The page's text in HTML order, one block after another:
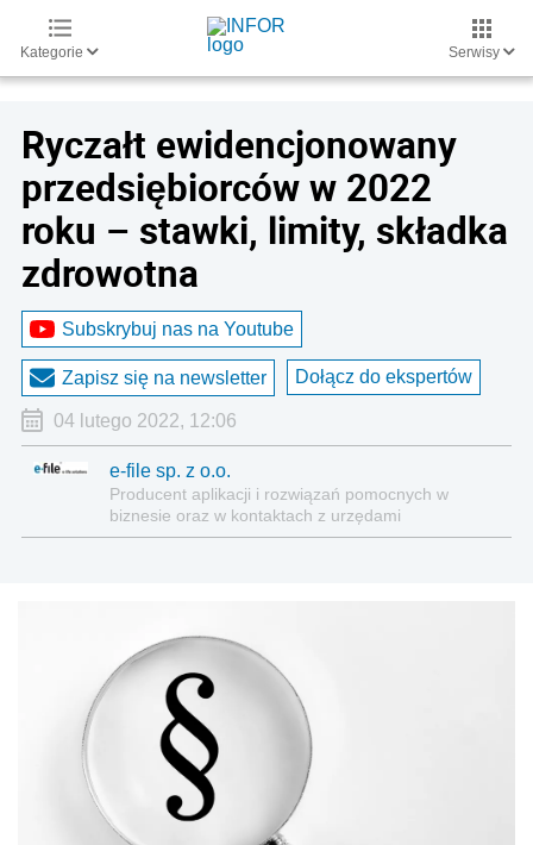
Kategorie Serwisy
Ryczałt ewidencjonowany
przedsiębiorców w 2022
roku – stawki, limity, składka
zdrowotna
Subskrybuj nas na Youtube
Zapisz się na newsletter Dołącz do ekspertów
04 lutego 2022, 12:06
e-file sp. z o.o.
Producent aplikacji i rozwiązań pomocnych w
biznesie oraz w kontaktach z urzędami